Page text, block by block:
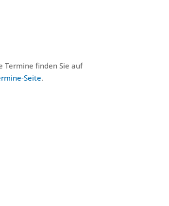
Termine finden Sie auf
Seite.